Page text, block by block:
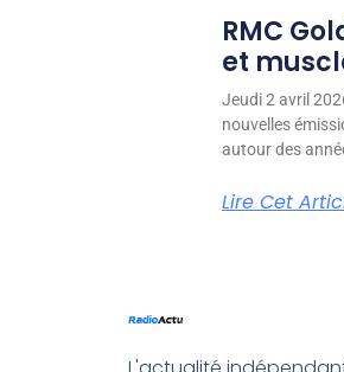
RMC
et
Jeudi 2 avril
nouvelles
autour des
Lire Cet